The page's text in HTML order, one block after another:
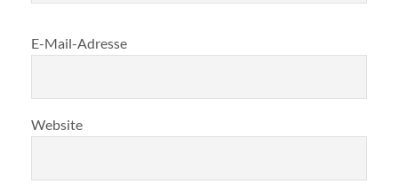
E-Mail-Adresse
Website